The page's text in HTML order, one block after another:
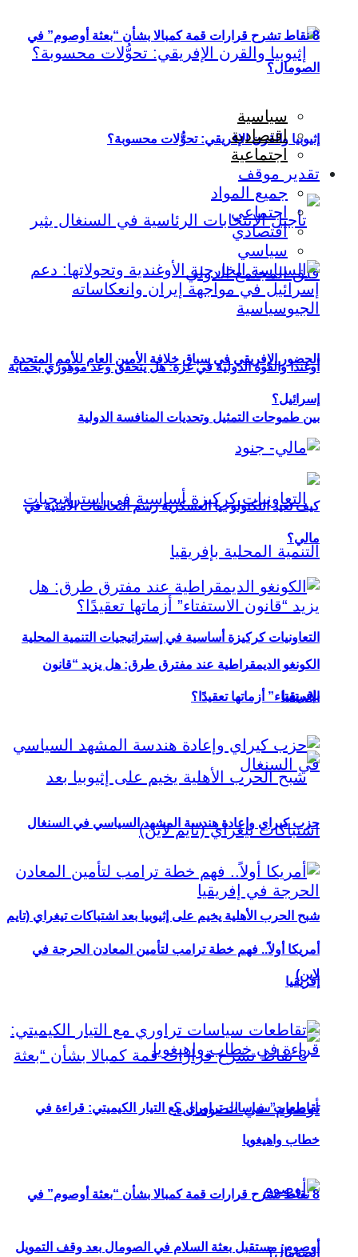
إثيوبيا والقرن الإفريقي: تحوُّلات محسوبة؟
الحضور الإفريقي في سباق خلافة الأمين العام للأمم المتحدة
بين طموحات التمثيل وتحديات المنافسة الدولية
التعاونيات كركيزة أساسية في إستراتيجيات التنمية المحلية
بإفريقيا
شبح الحرب الأهلية يخيم على إثيوبيا بعد اشتباكات تيغراي (تايم
لاين)
8 نقاط تشرح قرارات قمة كمبالا بشأن “بعثة أوصوم” في
الصومال؟
8 نقاط تشرح قرارات قمة كمبالا بشأن “بعثة أوصوم” في
الصومال؟
سياسية
اقتصادية
اجتماعية
تقدير موقف
جميع المواد
اجتماعي
اقتصادي
سياسي
أوغندا والقوة الدولية في غزة: هل يتحقق وعد موهوزي بحماية
إسرائيل؟
كيف تعيد التكنولوجيا العسكرية رسم التحالفات الأمنية في
مالي؟
الكونغو الديمقراطية عند مفترق طرق: هل يزيد “قانون
الاستفتاء” أزماتها تعقيدًا؟
حزب كيراي وإعادة هندسة المشهد السياسي في السنغال
أمريكا أولاً.. فهم خطة ترامب لتأمين المعادن الحرجة في
إفريقيا
تقاطعات سياسات تراوري مع التيار الكيميتي: قراءة في
خطاب واهيغويا
أوصوم: مستقبل بعثة السلام في الصومال بعد وقف التمويل